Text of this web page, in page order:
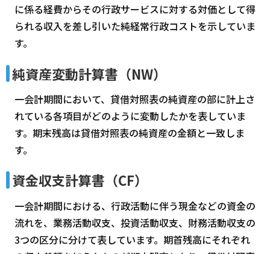
に係る経費からその行政サービスに対する対価として得
られる収入を差し引いた純経常行政コストを示していま
す。
純資産変動計算書（NW）
一会計期間において、貸借対照表の純資産の部に計上さ
れている各項目がどのように変動したかを表していま
す。期末残高は貸借対照表の純資産の金額と一致しま
す。
資金収支計算書（CF）
一会計期間における、行政活動に伴う現金などの資金の
流れを、業務活動収支、投資活動収支、財務活動収支の
3つの区分に分けて表しています。期首残高にそれぞれ